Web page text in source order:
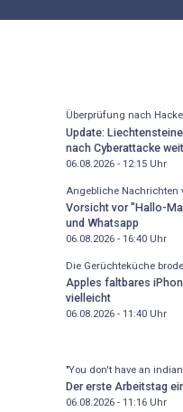
Überprüfung nach
Update:
nach Cyberattacke
06.08.2026 - 12:15Uhr
Angebliche Nachrichten
Vorsicht vor "Hallo-
und Whatsapp
06.08.2026 - 16:40Uhr
Die Gerüchteküche
Apples faltbares
vielleicht
06.08.2026 - 11:40Uhr
"You don't have an
Der erste Arbeitstag
06.08.2026 - 11:16Uhr